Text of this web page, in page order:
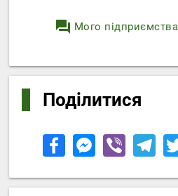
question_answer Мого
Поділитися